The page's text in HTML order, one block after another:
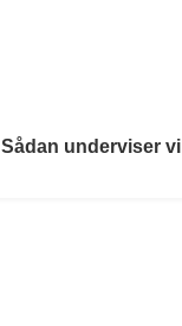
Sådan underviser vi